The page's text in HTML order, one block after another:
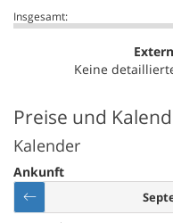
Insgesamt:
Keine
Preise und
Kalender
Ankunft